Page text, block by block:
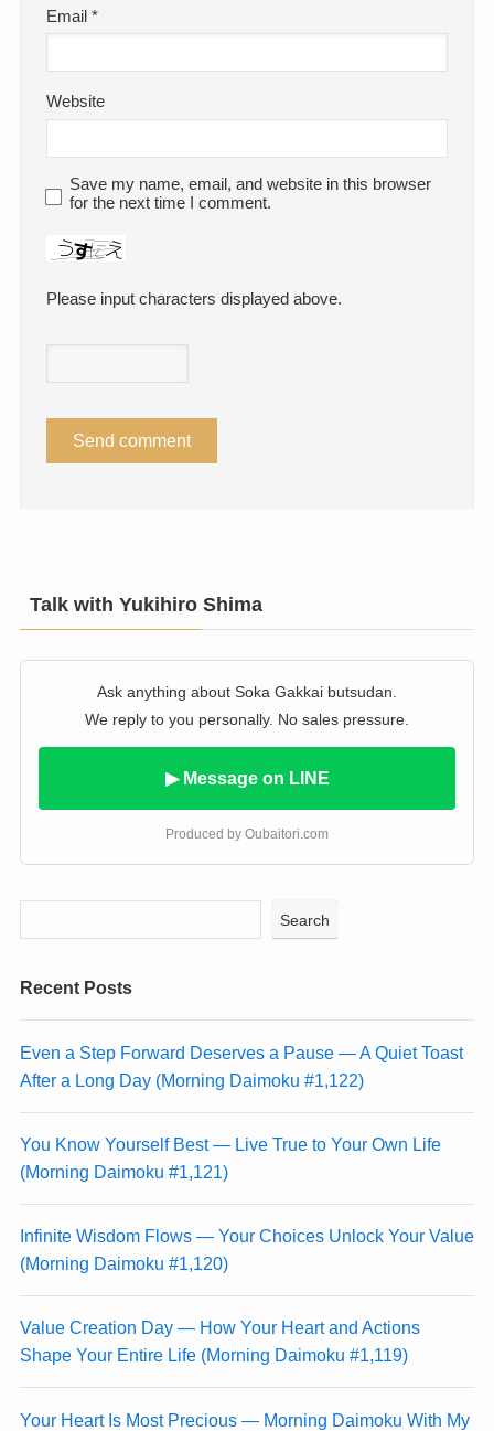
Email*
Website
Save my name, email, and website in this browser
for the next time I comment.
Please input characters displayed above.
Talk with Yukihiro Shima
Ask anything about Soka Gakkai butsudan.
We reply to you personally. No sales pressure.
▶ Message on LINE
Produced by Oubaitori.com
Search
Recent Posts
Even a Step Forward Deserves a Pause — A Quiet Toast
After a Long Day (Morning Daimoku #1,122)
You Know Yourself Best — Live True to Your Own Life
(Morning Daimoku #1,121)
Infinite Wisdom Flows — Your Choices Unlock Your Value
(Morning Daimoku #1,120)
Value Creation Day — How Your Heart and Actions
Shape Your Entire Life (Morning Daimoku #1,119)
Your Heart Is Most Precious — Morning Daimoku With My